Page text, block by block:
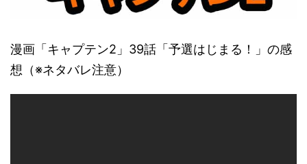
漫画「キャプテン2」39話「予選はじまる！」の感
想（※ネタバレ注意）